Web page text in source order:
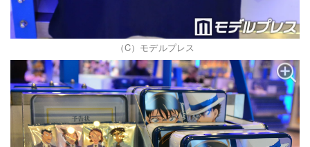
（C）モデルプレス